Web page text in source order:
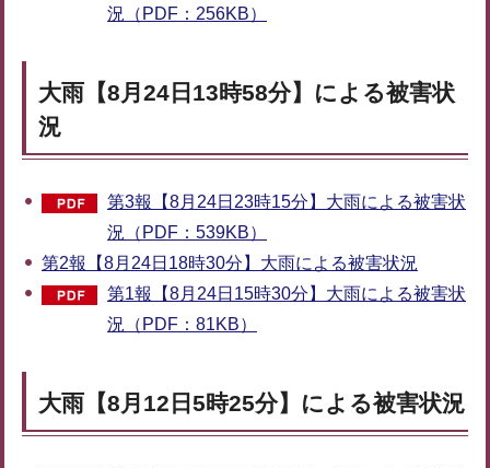
況（PDF：256KB）
大雨【8月24日13時58分】による被害状
況
第3報【8月24日23時15分】大雨による被害状
況（PDF：539KB）
第2報【8月24日18時30分】大雨による被害状況
第1報【8月24日15時30分】大雨による被害状
況（PDF：81KB）
大雨【8月12日5時25分】による被害状況